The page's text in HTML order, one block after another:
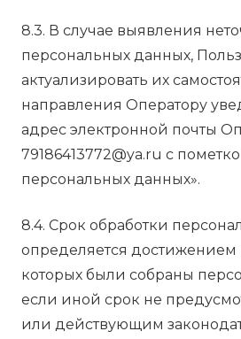
8.3. В случае выявления
персональных данных,
актуализировать их
направления Оператору
адрес электронной почты
79186413772@ya.ru с
персональных данных».
8.4. Срок обработки
определяется достижением
которых были собраны
если иной срок не
или действующим